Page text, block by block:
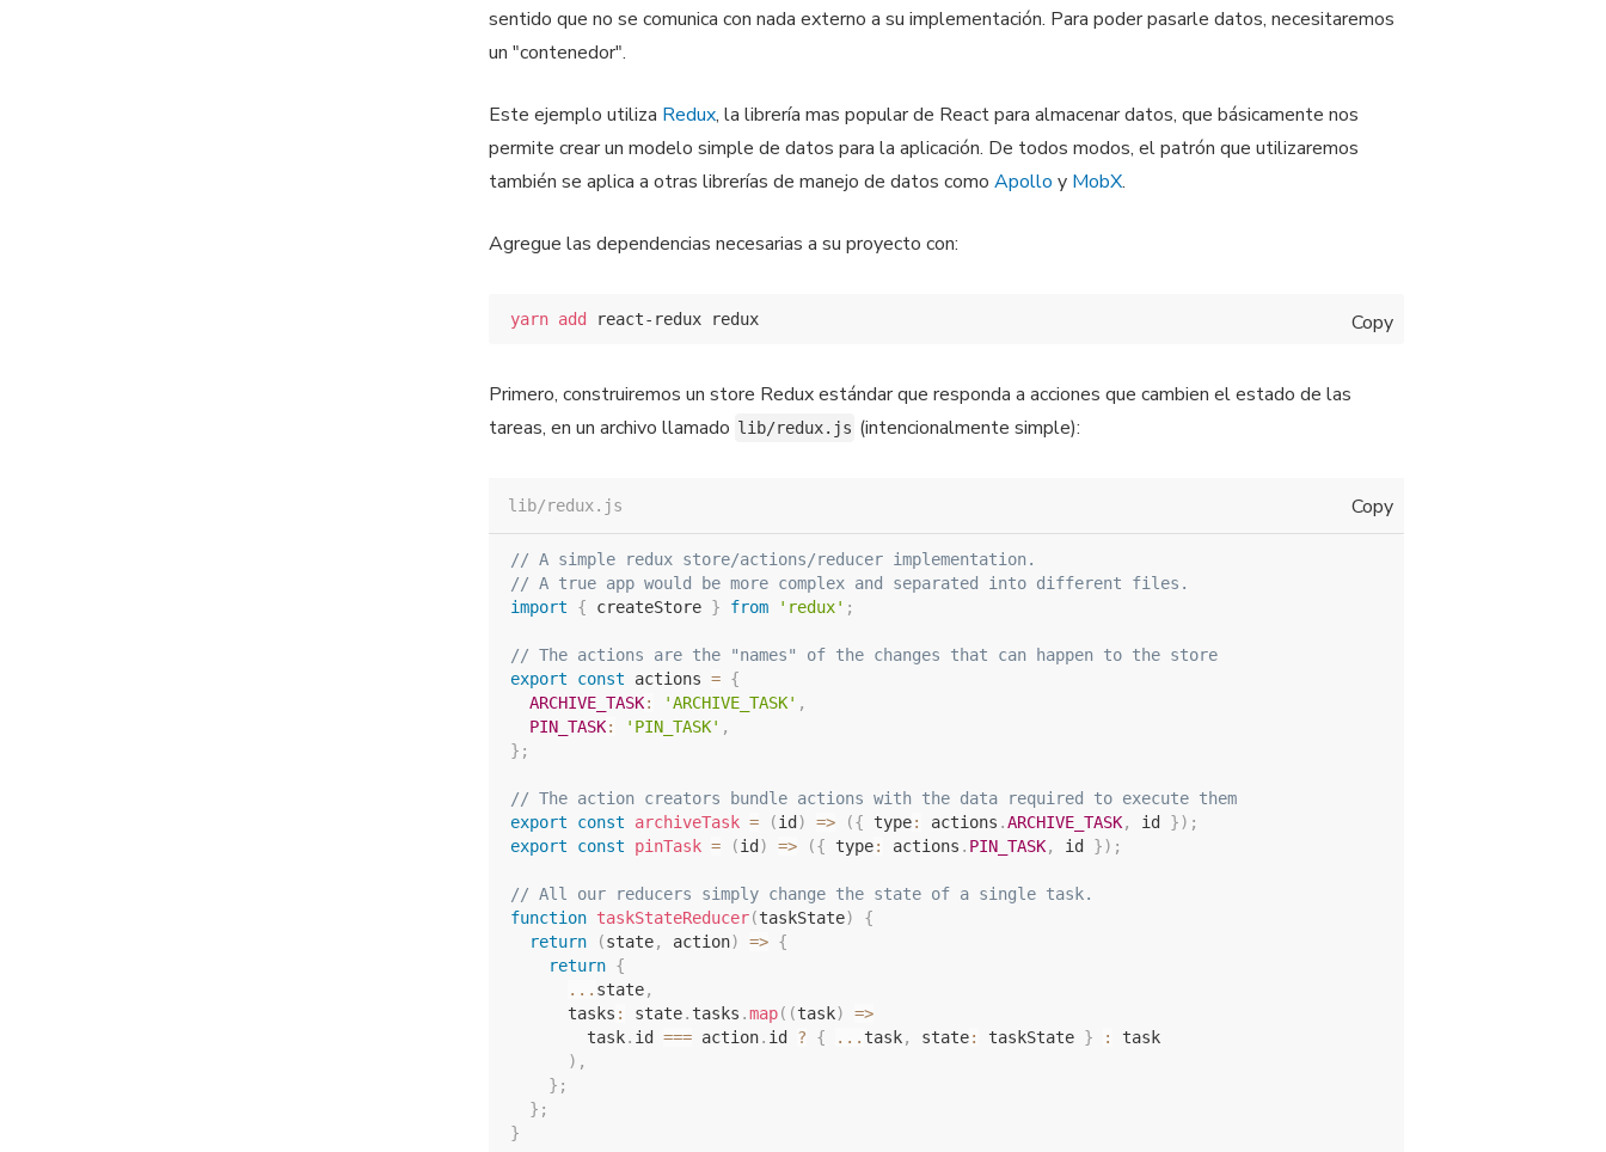
sentido que no se comunica con nada externo a su implementación. Para poder pasarle datos, necesitaremos
un "contenedor".
Este ejemplo utiliza Redux, la librería mas popular de React para almacenar datos, que básicamente nos
permite crear un modelo simple de datos para la aplicación. De todos modos, el patrón que utilizaremos
también se aplica a otras librerías de manejo de datos comoApollo y MobX.
Agregue las dependencias necesarias a su proyecto con:
Copy
yarn add
Primero, construiremos un store Redux estándar que responda a acciones que cambien el estado de las
tareas, en un archivo llamado lib/redux.js (intencionalmente simple):
Copy
lib/redux.js
// A simple redux store/actions/reducer implementation.
// A true app would be more complex and separated into different files.
import
{ createStore } from 'redux' ;
// The actions are the "names" of the changes that can happen to the store
export
const actions = {
ARCHIVE_TASK: 'ARCHIVE_TASK' ,
PIN_TASK: 'PIN_TASK' ,
} ;
// The action creators bundle actions with the data required to execute them
export
const archiveTask = (id ) => ({ type: actions .ARCHIVE_TASK, id }) ;
export
const pinTask = (id ) => ({ type: actions . PIN_TASK, id }) ;
// All our reducers simply change the state of a single task.
function taskStateReducer(taskState)
{
return
(state, action) => {
return {
... state,
      tasks
: state. tasks .map( (task)
=>
        task
. id === action. id ? { ... task, state: taskState } :
task
) ,
} ;
} ;
}